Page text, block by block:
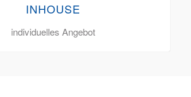
INHOUSE
individuelles Angebot